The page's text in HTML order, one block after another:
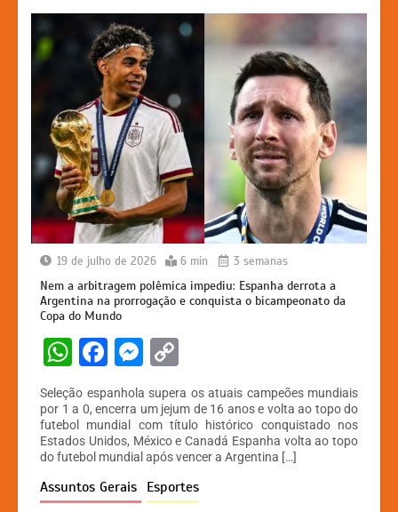
19 de julho de 2026 6 min 3 semanas
Nem a arbitragem polêmica impediu: Espanha derrota a
Argentina na prorrogação e conquista o bicampeonato da
Copa do Mundo
W
h
at
s
A
p
F
a
c
e
b
o
M
s
s
e
n
p
y
Li
n
Seleção espanhola supera os atuais campeões mundiais
por 1 a 0, encerra um jejum de 16 anos e volta ao topo do
futebol mundial com título histórico conquistado nos
Estados Unidos, México e Canadá Espanha volta ao topo
do futebol mundial após vencer a Argentina […]
Assuntos Gerais Esportes